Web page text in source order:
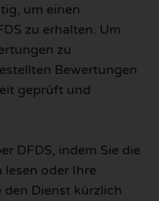
um einen
zu erhalten. Um
zu
Bewertungen
geprüft und
DFDS, indem Sie die
lesen oder Ihre
den Dienst kürzlich